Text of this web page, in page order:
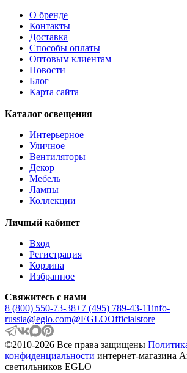
AMBATOBE
AMBILOBE
AMBONDRONA
AMBORIALA
AMEZAGA
AMOATSY
AMPITABE
AMSFIELD 1
ANJABE
ANTELAO
ANTIPOLO
ANWICK
ANWICK 1
ANZINO
APRICALE
ARACENA
ARANZOLA
ARGOLIS 2
ARISCANI
ARISCANI 2
ARNHEM
ARTANA
ASBY
ASINDRO
ATOLLARI
AULIYE
AUROTONELLO
AUSTELL
О бренде
Контакты
Доставка
Способы оплаты
Оптовым клиентам
Новости
Блог
Карта сайта
Каталог освещения
Интерьерное
Уличное
Вентиляторы
Декор
Мебель
Лампы
Коллекции
Личный кабинет
Вход
Регистрация
Корзина
Избранное
Свяжитесь с нами
8 (800) 550-73-38+7 (495) 789-43-11info-
russia@eglo.com@EGLOOfficialstore
©2010-2026 Все права защищены
конфиденциальности интернет-магазина
светильников EGLO